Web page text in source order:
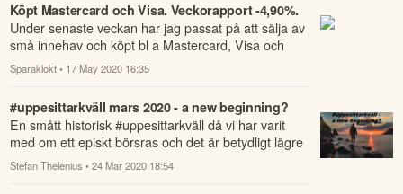
Köpt Mastercard och Visa. Veckorapport -4,90%.
Under senaste veckan har jag passat på att sälja av
små innehav och köpt bl a Mastercard, Visa och
Microsoft.
Sparaklokt • 17 May 2020 16:35
#uppesittarkväll mars 2020 - a new beginning?
En smått historisk #uppesittarkväll då vi har varit
med om ett episkt börsras och det är betydligt lägre
aktiekurser nu än för en månad sen ...
Stefan Thelenius • 24 Mar 2020 18:54